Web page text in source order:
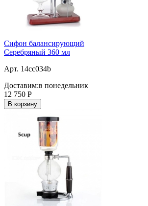
Сифон балансирующий
Серебряный 360 мл
Арт. 14cc034b
Доставим:в понедельник
12 750 Р
В корзину